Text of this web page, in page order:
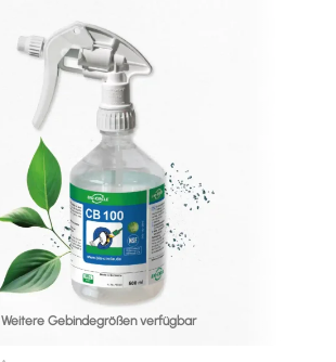
Weitere Gebindegrößen verfügbar